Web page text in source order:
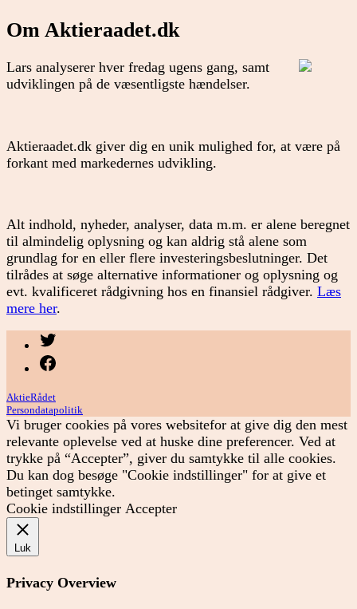
Om Aktieraadet.dk
Lars analyserer hver fredag ugens gang, samt
udviklingen på de væsentligste hændelser.
Aktieraadet.dk giver dig en unik mulighed for, at være på
forkant med markedernes udvikling.
Alt indhold, nyheder, analyser, data m.m. er alene beregnet
til almindelig oplysning og kan aldrig stå alene som
grundlag for en eller flere investeringsbeslutninger. Det
tilrådes at søge alternative informationer og oplysning og
evt. kvalificeret rådgivning hos en finansiel rådgiver. Læs
mere her.
AktieRådet
Persondatapolitik
Vi bruger cookies på vores websitefor at give dig den mest
relevante oplevelse ved at huske dine preferencer. Ved at
trykke på “Accepter”, giver du samtykke til alle cookies.
Du kan dog besøge "Cookie indstillinger" for at give et
betinget samtykke.
Cookie indstillinger Accepter
Luk
Privacy Overview